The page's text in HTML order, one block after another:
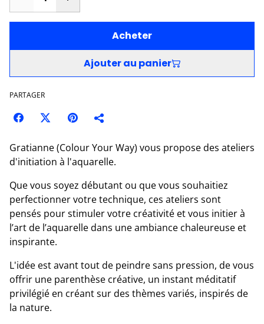
Acheter
Ajouter au panier
PARTAGER
Gratianne (Colour Your Way) vous propose des ateliers
d'initiation à l'aquarelle.
Que vous soyez débutant ou que vous souhaitiez
perfectionner votre technique, ces ateliers sont
pensés pour stimuler votre créativité et vous initier à
l’art de l’aquarelle dans une ambiance chaleureuse et
inspirante.
L'idée est avant tout de peindre sans pression, de vous
offrir une parenthèse créative, un instant méditatif
privilégié en créant sur des thèmes variés, inspirés de
la nature.